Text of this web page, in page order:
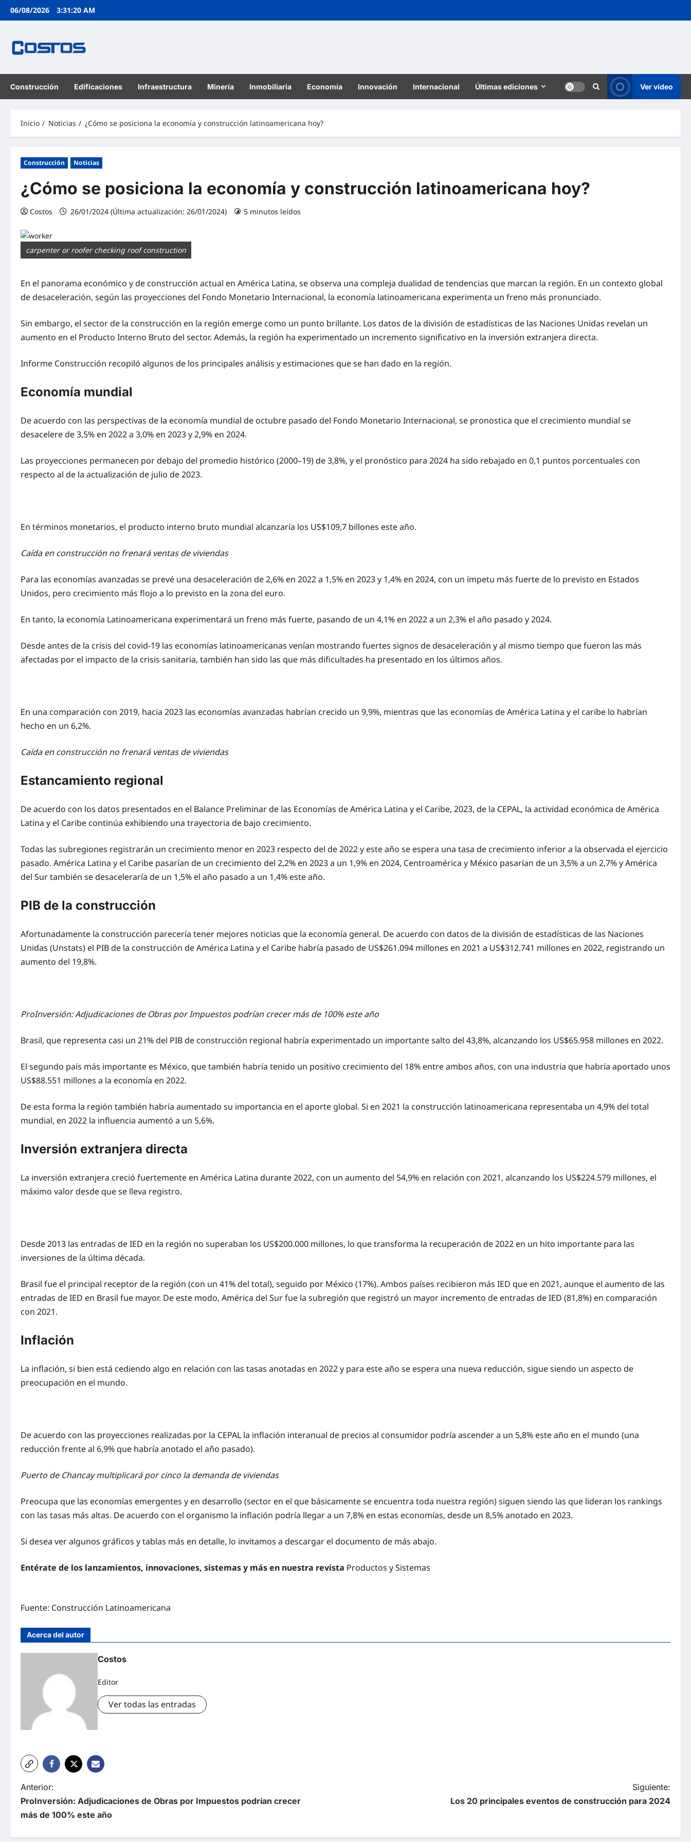
06/08/2026 3:31:21 AM
Construcción Edificaciones Infraestructura Minería Inmobiliaria Economía Innovación Internacional Últimas ediciones Ver vídeo
Inicio Noticias ¿Cómo se posiciona la economía y construcción latinoamericana hoy?
Construcción Noticias
¿Cómo se posiciona la economía y construcción latinoamericana hoy?
Costos 26/01/2024 (Última actualización: 26/01/2024) 5 minutos leídos
carpenter or roofer checking roof construction
En el panorama económico y de construcción actual en América Latina, se observa una compleja dualidad de tendencias que marcan la región. En un contexto global
de desaceleración, según las proyecciones del Fondo Monetario Internacional, la economía latinoamericana experimenta un freno más pronunciado.
Sin embargo, el sector de la construcción en la región emerge como un punto brillante. Los datos de la división de estadísticas de las Naciones Unidas revelan un
aumento en el Producto Interno Bruto del sector. Además, la región ha experimentado un incremento significativo en la inversión extranjera directa.
Informe Construcción recopiló algunos de los principales análisis y estimaciones que se han dado en la región.
Economía mundial
De acuerdo con las perspectivas de la economía mundial de octubre pasado del Fondo Monetario Internacional, se pronostica que el crecimiento mundial se
desacelere de 3,5% en 2022 a 3,0% en 2023 y 2,9% en 2024.
Las proyecciones permanecen por debajo del promedio histórico (2000–19) de 3,8%, y el pronóstico para 2024 ha sido rebajado en 0,1 puntos porcentuales con
respecto al de la actualización de julio de 2023.
En términos monetarios, el producto interno bruto mundial alcanzaría los US$109,7 billones este año.
Caída en construcción no frenará ventas de viviendas
Para las economías avanzadas se prevé una desaceleración de 2,6% en 2022 a 1,5% en 2023 y 1,4% en 2024, con un ímpetu más fuerte de lo previsto en Estados
Unidos, pero crecimiento más flojo a lo previsto en la zona del euro.
En tanto, la economía Latinoamericana experimentará un freno más fuerte, pasando de un 4,1% en 2022 a un 2,3% el año pasado y 2024.
Desde antes de la crisis del covid-19 las economías latinoamericanas venían mostrando fuertes signos de desaceleración y al mismo tiempo que fueron las más
afectadas por el impacto de la crisis sanitaria, también han sido las que más dificultades ha presentado en los últimos años.
En una comparación con 2019, hacia 2023 las economías avanzadas habrían crecido un 9,9%, mientras que las economías de América Latina y el caribe lo habrían
hecho en un 6,2%.
Caída en construcción no frenará ventas de viviendas
Estancamiento regional
De acuerdo con los datos presentados en el Balance Preliminar de las Economías de América Latina y el Caribe, 2023, de la CEPAL, la actividad económica de América
Latina y el Caribe continúa exhibiendo una trayectoria de bajo crecimiento.
Todas las subregiones registrarán un crecimiento menor en 2023 respecto del de 2022 y este año se espera una tasa de crecimiento inferior a la observada el ejercicio
pasado. América Latina y el Caribe pasarían de un crecimiento del 2,2% en 2023 a un 1,9% en 2024, Centroamérica y México pasarían de un 3,5% a un 2,7% y América
del Sur también se desaceleraría de un 1,5% el año pasado a un 1,4% este año.
PIB de la construcción
Afortunadamente la construcción parecería tener mejores noticias que la economía general. De acuerdo con datos de la división de estadísticas de las Naciones
Unidas (Unstats) el PIB de la construcción de América Latina y el Caribe habría pasado de US$261.094 millones en 2021 a US$312.741 millones en 2022, registrando un
aumento del 19,8%.
ProInversión: Adjudicaciones de Obras por Impuestos podrían crecer más de 100% este año
Brasil, que representa casi un 21% del PIB de construcción regional habría experimentado un importante salto del 43,8%, alcanzando los US$65.958 millones en 2022.
El segundo país más importante es México, que también habría tenido un positivo crecimiento del 18% entre ambos años, con una industria que habría aportado unos
US$88.551 millones a la economía en 2022.
De esta forma la región también habría aumentado su importancia en el aporte global. Si en 2021 la construcción latinoamericana representaba un 4,9% del total
mundial, en 2022 la influencia aumentó a un 5,6%.
Inversión extranjera directa
La inversión extranjera creció fuertemente en América Latina durante 2022, con un aumento del 54,9% en relación con 2021, alcanzando los US$224.579 millones, el
máximo valor desde que se lleva registro.
Desde 2013 las entradas de IED en la región no superaban los US$200.000 millones, lo que transforma la recuperación de 2022 en un hito importante para las
inversiones de la última década.
Brasil fue el principal receptor de la región (con un 41% del total), seguido por México (17%). Ambos países recibieron más IED que en 2021, aunque el aumento de las
entradas de IED en Brasil fue mayor. De este modo, América del Sur fue la subregión que registró un mayor incremento de entradas de IED (81,8%) en comparación
con 2021.
Inflación
La inflación, si bien está cediendo algo en relación con las tasas anotadas en 2022 y para este año se espera una nueva reducción, sigue siendo un aspecto de
preocupación en el mundo.
De acuerdo con las proyecciones realizadas por la CEPAL la inflación interanual de precios al consumidor podría ascender a un 5,8% este año en el mundo (una
reducción frente al 6,9% que habría anotado el año pasado).
Puerto de Chancay multiplicará por cinco la demanda de viviendas
Preocupa que las economías emergentes y en desarrollo (sector en el que básicamente se encuentra toda nuestra región) siguen siendo las que lideran los rankings
con las tasas más altas. De acuerdo con el organismo la inflación podría llegar a un 7,8% en estas economías, desde un 8,5% anotado en 2023.
Si desea ver algunos gráficos y tablas más en detalle, lo invitamos a descargar el documento de más abajo.
Entérate de los lanzamientos, innovaciones, sistemas y más en nuestra revista Productos y Sistemas
Fuente: Construcción Latinoamericana
Acerca del autor
Costos
Editor
Ver todas las entradas
Anterior:
ProInversión: Adjudicaciones de Obras por Impuestos podrían crecer
más de 100% este año
Siguiente:
Los 20 principales eventos de construcción para 2024